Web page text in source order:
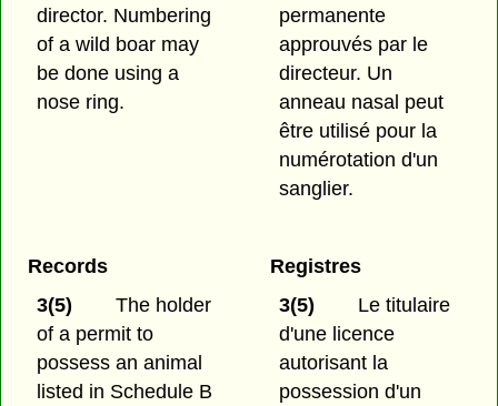
director. Numbering
of a wild boar may
be done using a
nose ring.
permanente
approuvés par le
directeur. Un
anneau nasal peut
être utilisé pour la
numérotation d'un
sanglier.
Records
3(5)
The holder
of a permit to
possess an animal
listed in Schedule B
Registres
3(5)
Le titulaire
d'une licence
autorisant la
possession d'un